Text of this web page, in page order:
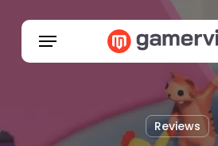
Menu
Reviews